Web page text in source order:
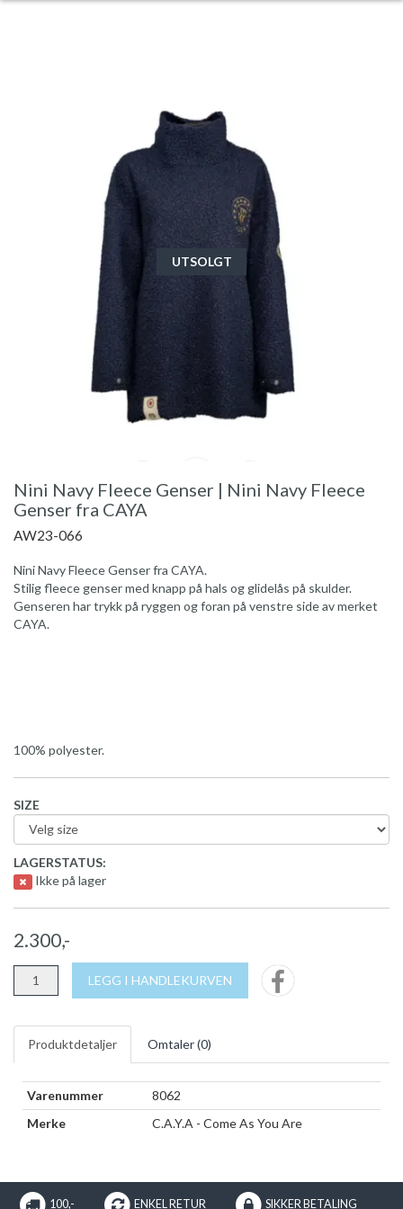
UTSOLGT
Nini Navy Fleece Genser | Nini Navy Fleece
Genser fra CAYA
AW23-066
Nini Navy Fleece Genser fra CAYA.
Stilig fleece genser med knapp på hals og glidelås på skulder.
Genseren har trykk på ryggen og foran på venstre side av merket
CAYA.
100% polyester.
SIZE
LAGERSTATUS:
Ikke på lager
2.300,-
LEGG I HANDLEKURVEN
Produktdetaljer Omtaler (0)
Varenummer
8062
Merke
C.A.Y.A - Come As You Are
100,- ENKEL RETUR SIKKER BETALING